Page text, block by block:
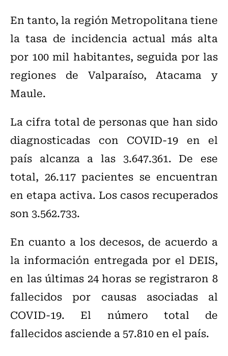
En tanto, la región Metropolitana tiene
la tasa de incidencia actual más alta
por 100 mil habitantes, seguida por las
regiones de Valparaíso, Atacama y
Maule.
La cifra total de personas que han sido
diagnosticadas con COVID-19 en el
país alcanza a las 3.647.361. De ese
total, 26.117 pacientes se encuentran
en etapa activa. Los casos recuperados
son 3.562.733.
En cuanto a los decesos, de acuerdo a
la información entregada por el DEIS,
en las últimas 24 horas se registraron 8
fallecidos por causas asociadas al
COVID-19. El número total de
fallecidos asciende a 57.810 en el país.